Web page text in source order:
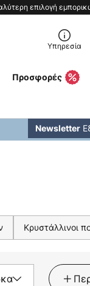
επιλογή
Υπηρεσία
Προσφορές
Newsletter
Κρυστάλλινοι